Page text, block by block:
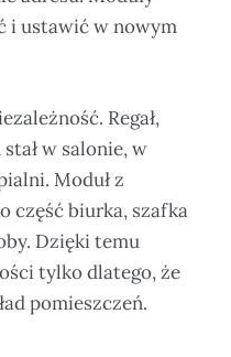
i ustawić w nowym
Regał,
w salonie, w
Moduł z
część biurka, szafka
Dzięki temu
tylko dlatego, że
pomieszczeń.